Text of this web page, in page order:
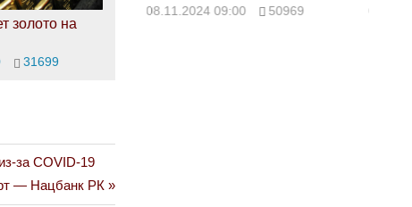
золото на
31699
за COVID-19
— Нацбанк РК
50969 08.11.2024 09:00 50969